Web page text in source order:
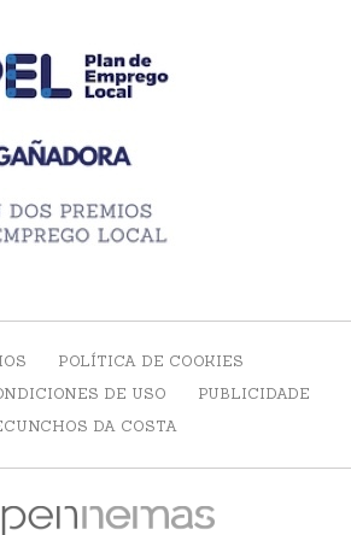
POLÍTICA DE COOKIES
DE USO
PUBLICIDADE
DA COSTA